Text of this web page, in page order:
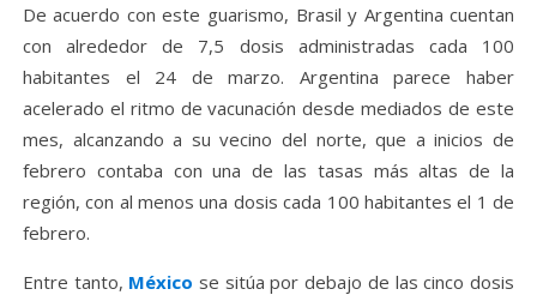
De acuerdo con este guarismo, Brasil y Argentina cuentan
con alrededor de 7,5 dosis administradas cada 100
habitantes el 24 de marzo. Argentina parece haber
acelerado el ritmo de vacunación desde mediados de este
mes, alcanzando a su vecino del norte, que a inicios de
febrero contaba con una de las tasas más altas de la
región, con al menos una dosis cada 100 habitantes el 1 de
febrero.
Entre tanto, México se sitúa por debajo de las cinco dosis